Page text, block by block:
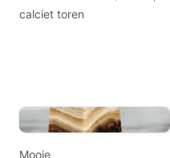
calciet toren
Mooie